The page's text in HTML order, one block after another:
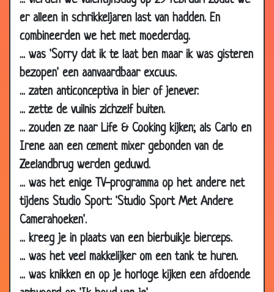
er alleen in schrikkeljaren last van hadden. En
combineerden we het met moederdag.
... was 'Sorry dat ik te laat ben maar ik was gisteren
bezopen' een aanvaardbaar excuus.
... zaten anticonceptiva in bier of jenever.
... zette de vuilnis zichzelf buiten.
... zouden ze naar Life & Cooking kijken; als Carlo en
Irene aan een cement mixer gebonden van de
Zeelandbrug werden geduwd.
... was het enige TV-programma op het andere net
tijdens Studio Sport: 'Studio Sport Met Andere
Camerahoeken'.
... kreeg je in plaats van een bierbuikje bierceps.
... was het veel makkelijker om een tank te huren.
... was knikken en op je horloge kijken een afdoende
30 Nov 2002
Begravenis stoet
21 Oct 2002
20 Oct 2002
Gaan staan
20 Oct 2002
Beledigen
18 Oct 2002
S.M.
27 Mar 2002
Ongesteld
3.25
23 Mar 2002
Ouders
07 Mar 2002
Langzaam
27 Feb 2002
Kater
3.33
24 Feb 2002
Laat liggen
15 Feb 2002
He papa mag ik iets vragen?
12 Feb 2002
Fiets voor Jantje's verjaardag
3.71
04 Feb 2002
Vermoeden
3.44